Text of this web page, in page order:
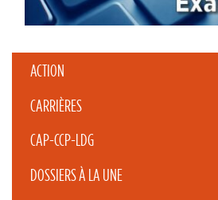
ACTION
CARRIÈRES
CAP-CCP-LDG
DOSSIERS À LA UNE